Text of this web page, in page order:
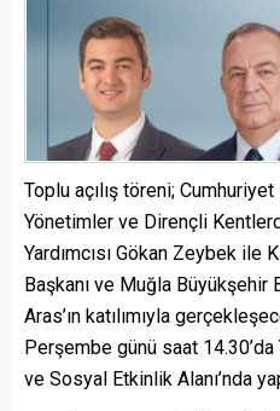
Toplu açılış töreni;
Yönetimler ve Dirençli
Yardımcısı Gökan Zeybek ile
Başkanı ve Muğla Büyükşehir
Aras’ın katılımıyla
Perşembe günü saat 14.30’da
ve Sosyal Etkinlik Alanı’nda